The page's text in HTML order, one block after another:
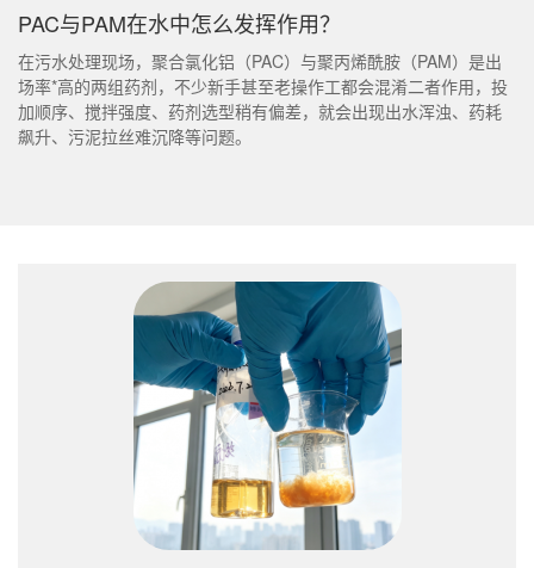
PAC与PAM在水中怎么发挥作用？
在污水处理现场，聚合氯化铝（PAC）与聚丙烯酰胺（PAM）是出
场率*高的两组药剂，不少新手甚至老操作工都会混淆二者作用，投
加顺序、搅拌强度、药剂选型稍有偏差，就会出现出水浑浊、药耗
飙升、污泥拉丝难沉降等问题。